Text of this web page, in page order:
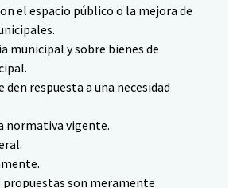
el espacio público o la mejora de
municipal y sobre bienes de
den respuesta a una necesidad
normativa vigente.
propuestas son meramente